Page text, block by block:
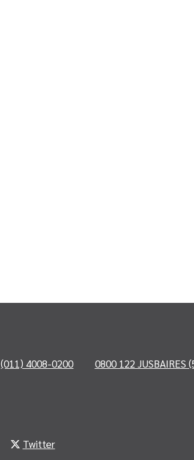
(011) 4008-0200 0800 122 JUSBAIRES
Twitter